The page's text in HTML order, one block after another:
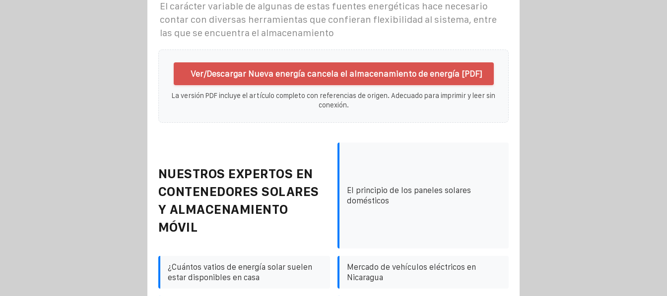
El carácter variable de algunas de estas fuentes energéticas hace necesario
contar con diversas herramientas que confieran flexibilidad al sistema, entre
las que se encuentra el almacenamiento
Ver/Descargar Nueva energía cancela el almacenamiento de energía [PDF]
La versión PDF incluye el artículo completo con referencias de origen. Adecuado para imprimir y leer sin
conexión.
NUESTROS EXPERTOS EN
CONTENEDORES SOLARES
Y ALMACENAMIENTO
MÓVIL
El principio de los paneles solares
domésticos
¿Cuántos vatios de energía solar suelen
estar disponibles en casa
Mercado de vehículos eléctricos en
Nicaragua